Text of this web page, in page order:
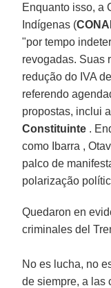
Enquanto isso, a
Indígenas (
"por tempo
revogadas. Suas
redução do IVA
referendo
propostas, inclui
Constituinte .
como Ibarra ,
palco de
polarização
Quedaron en
criminales del
No es lucha, no
de siempre, a las